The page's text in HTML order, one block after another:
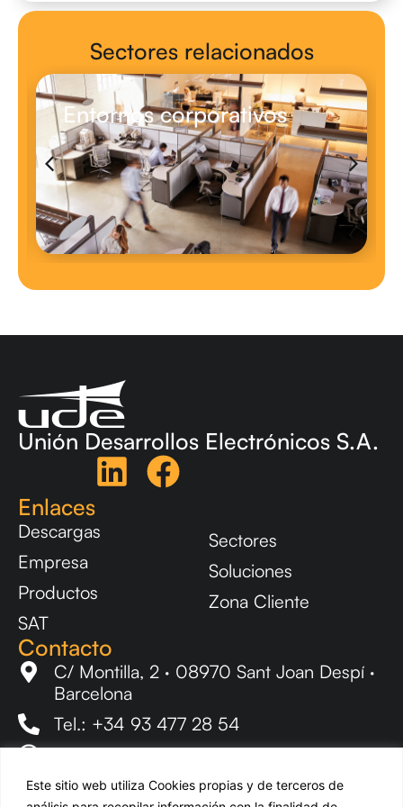
Este sitio web utiliza Cookies propias y de terceros de
Sectores relacionados
Entornos corporativos
Unión Desarrollos Electrónicos S.A.
Enlaces
Descargas
Empresa
Productos
SAT
Sectores
Soluciones
Zona Cliente
Contacto
C/ Montilla, 2 · 08970 Sant Joan Despí ·
Barcelona
Tel.: +34 93 477 28 54
ude@udeaudio.com
Newsletter